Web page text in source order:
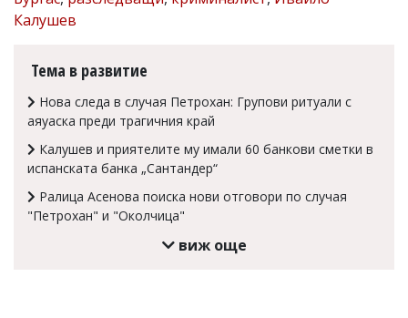
Коментарите
читателите
редакцията
отговорност
Калушев
Тема в развитие
Нова следа в случая Петрохан: Групови ритуали с
аяуаска преди трагичния край
Калушев и приятелите му имали 60 банкови сметки в
испанската банка „Сантандер“
Ралица Асенова поиска нови отговори по случая
"Петрохан" и "Околчица"
виж още